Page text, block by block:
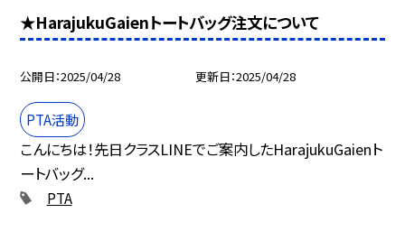
★HarajukuGaienトートバッグ注文について
公開日 2025/04/28 更新日 2025/04/28
PTA活動
こんにちは！先日クラスLINEでご案内したHarajukuGaienト
ートバッグ...
PTA